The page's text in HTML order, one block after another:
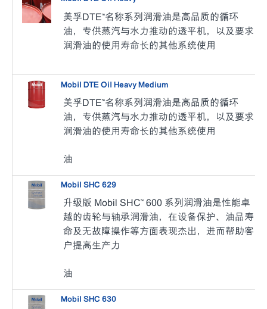
美孚DTE™名称系列润滑油是高品质的循环
油，专供蒸汽与水力推动的透平机，以及要求
润滑油的使用寿命长的其他系统使用
Mobil DTE Oil Heavy Medium
美孚DTE™名称系列润滑油是高品质的循环
油，专供蒸汽与水力推动的透平机，以及要求
润滑油的使用寿命长的其他系统使用
油
Mobil SHC 629
升级版 Mobil SHC™ 600 系列润滑油是性能卓
越的齿轮与轴承润滑油，在设备保护、油品寿
命及无故障操作等方面表现杰出，进而帮助客
户提高生产力
油
Mobil SHC 630